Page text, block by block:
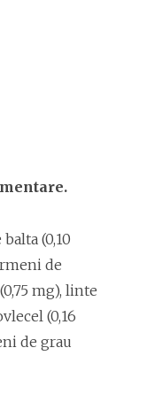
(0,10
de
mg), linte
(0,16
de grau